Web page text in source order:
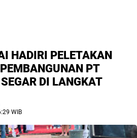
HADIRI PELETAKAN
PT
DI LANGKAT
WIB